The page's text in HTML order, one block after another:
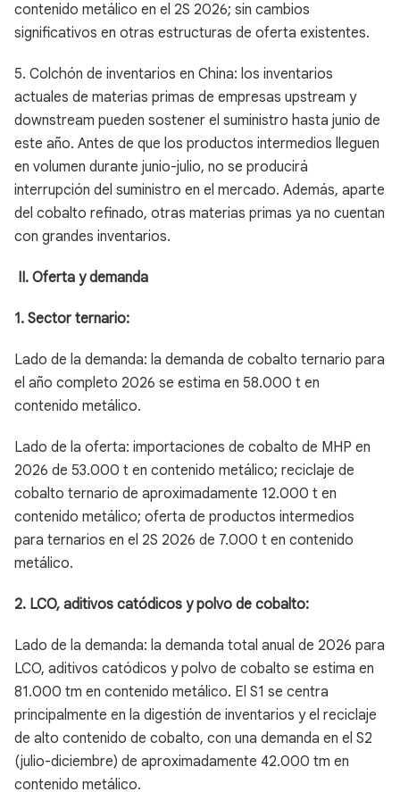
contenido metálico en el 2S 2026; sin cambios
significativos en otras estructuras de oferta existentes.
5. Colchón de inventarios en China: los inventarios
actuales de materias primas de empresas upstream y
downstream pueden sostener el suministro hasta junio de
este año. Antes de que los productos intermedios lleguen
en volumen durante junio-julio, no se producirá
interrupción del suministro en el mercado. Además, aparte
del cobalto refinado, otras materias primas ya no cuentan
con grandes inventarios.
II. Oferta y demanda
1. Sector ternario:
Lado de la demanda: la demanda de cobalto ternario para
el año completo 2026 se estima en 58.000 t en
contenido metálico.
Lado de la oferta: importaciones de cobalto de MHP en
2026 de 53.000 t en contenido metálico; reciclaje de
cobalto ternario de aproximadamente 12.000 t en
contenido metálico; oferta de productos intermedios
para ternarios en el 2S 2026 de 7.000 t en contenido
metálico.
2. LCO, aditivos catódicos y polvo de cobalto:
Lado de la demanda: la demanda total anual de 2026 para
LCO, aditivos catódicos y polvo de cobalto se estima en
81.000 tm en contenido metálico. El S1 se centra
principalmente en la digestión de inventarios y el reciclaje
de alto contenido de cobalto, con una demanda en el S2
(julio-diciembre) de aproximadamente 42.000 tm en
contenido metálico.